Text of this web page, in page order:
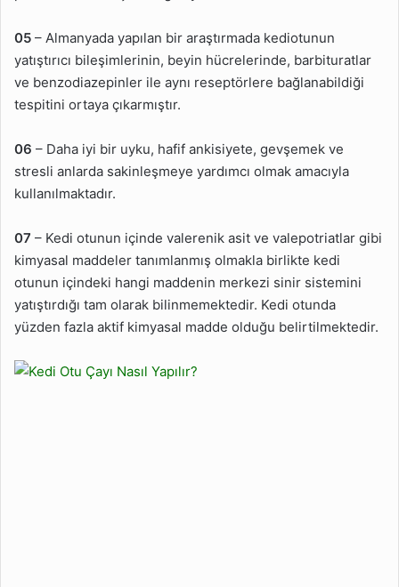
05 – Almanyada yapılan bir araştırmada kediotunun
yatıştırıcı bileşimlerinin, beyin hücrelerinde, barbituratlar
ve benzodiazepinler ile aynı reseptörlere bağlanabildiği
tespitini ortaya çıkarmıştır.
06 – Daha iyi bir uyku, hafif ankisiyete, gevşemek ve
stresli anlarda sakinleşmeye yardımcı olmak amacıyla
kullanılmaktadır.
07 – Kedi otunun içinde valerenik asit ve valepotriatlar gibi
kimyasal maddeler tanımlanmış olmakla birlikte kedi
otunun içindeki hangi maddenin merkezi sinir sistemini
yatıştırdığı tam olarak bilinmemektedir. Kedi otunda
yüzden fazla aktif kimyasal madde olduğu belirtilmektedir.